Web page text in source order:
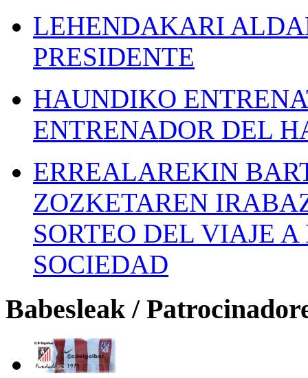
LEHENDAKARI
PRESIDENTE
HAUNDIKO
ENTRENADOR DEL
ERREALAREKIN
ZOZKETAREN
SORTEO DEL VIAJE
SOCIEDAD
Babesleak /